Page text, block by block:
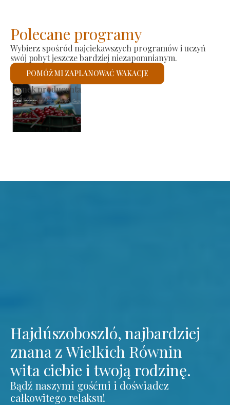
Polecane programy
Wybierz spośród najciekawszych programów i uczyń
swój pobyt jeszcze bardziej niezapomnianym.
POMÓŻ MI ZAPLANOWAĆ WAKACJE
Kościół rzymskokatolicki św.
Sprawdzę
Hajdúszoboszló, najbardziej
znana z Wielkich Równin
wita ciebie i twoją rodzinę.
Bądź naszymi gośćmi i doświadcz
całkowitego relaksu!